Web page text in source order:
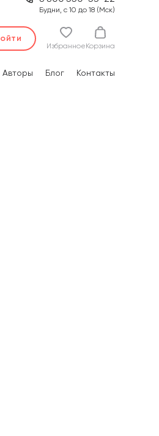
Будни, с 10 до 18 (Мск)
Избранное Корзина
Авторы Блог Контакты